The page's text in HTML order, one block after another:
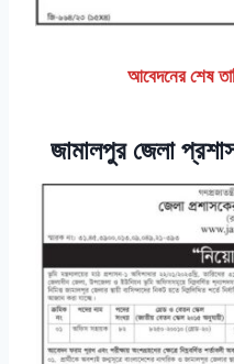
আবেদনের শেষ
জামালপুর জেলা